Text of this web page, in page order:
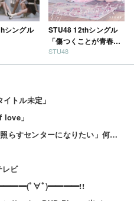
シングル
STU48 12thシングル
「傷つくことが青春
だ」
STU48
トル未定」
」
日向坂46 藤嶌果歩 「グループを照らすセンターになりたい」何倍もキラキラしたかほりんが降臨【坂道の...
レビ
ｷﾀ━━━━(ﾟ∀ﾟ)━━━━!!